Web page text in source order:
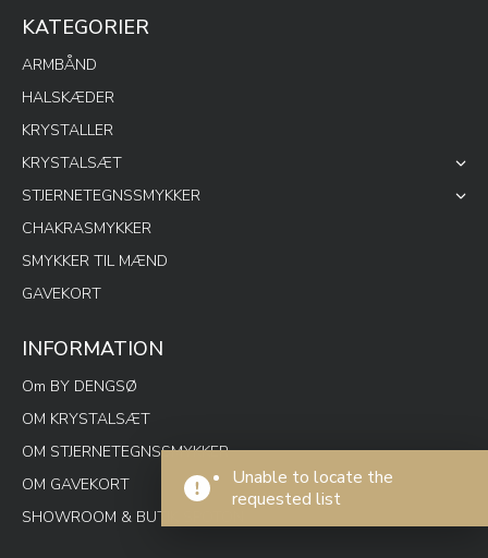
Unable to locate the
requested list
KATEGORIER
ARMBÅND
HALSKÆDER
KRYSTALLER
KRYSTALSÆT
STJERNETEGNSSMYKKER
CHAKRASMYKKER
SMYKKER TIL MÆND
GAVEKORT
INFORMATION
Om BY DENGSØ
OM KRYSTALSÆT
OM STJERNETEGNSSMYKKER
OM GAVEKORT
SHOWROOM & BUTIK SPOTON